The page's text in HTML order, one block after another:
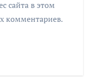
сайта в этом
комментариев.